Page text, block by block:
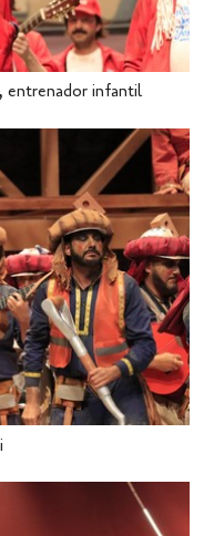
entrenador infantil